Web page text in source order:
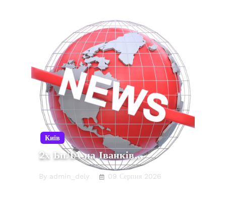
Київ
2х БпЛА на Іванків…
By admin_dely 09 Серпня 2026